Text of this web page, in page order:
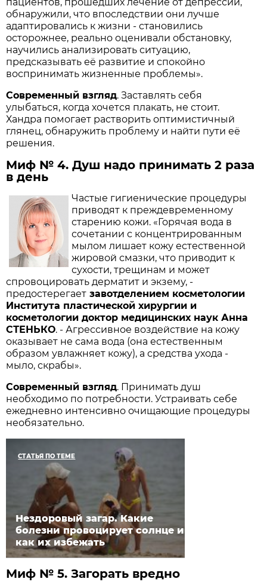
обнаружили, что впоследствии они лучше
адаптировались к жизни - становились
осторожнее, реально оценивали обстановку,
научились анализировать ситуацию,
предсказывать её развитие и спокойно
воспринимать жизненные проблемы».
Современный взгляд. Заставлять себя
улыбаться, когда хочется плакать, не стоит.
Хандра помогает растворить оптимистичный
глянец, обнаружить проблему и найти пути её
решения.
Миф № 4. Душ надо принимать 2 раза
в день
Частые гигиенические процедуры
приводят к прежде­временному
старению кожи. «Горячая вода в
сочетании с концентрированным
мылом лишает кожу естественной
жировой смазки, что приводит к
сухости, трещинам и может
спровоцировать дерматит и экзему, -
предостерегает завотделением косметологии
Института пластической хирургии и
косметологии доктор медицинских наук Анна
СТЕНЬКО. - Агрессивное воздей­ствие на кожу
оказывает не сама вода (она естественным
образом увлажняет кожу), а средства ухода -
мыло, скрабы».
Современный взгляд. Принимать душ
необходимо по потребности. Устраивать себе
ежедневно интенсивно очищающие процедуры
необязательно.
СТАТЬЯ ПО ТЕМЕ
Нездоровый загар. Какие
болезни провоцирует солнце и
как их избежать
Миф № 5. Загорать вредно